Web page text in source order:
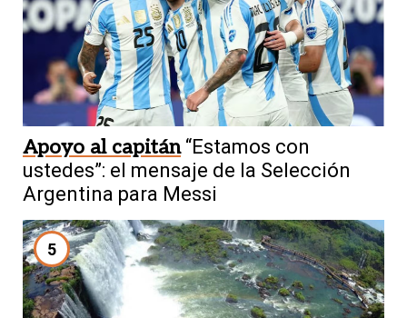
Apoyo al capitán “Estamos con
ustedes”: el mensaje de la Selección
Argentina para Messi
5